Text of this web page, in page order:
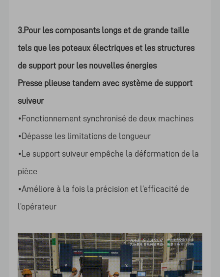
3.Pour les composants longs et de grande taille
tels que les poteaux électriques et les structures
de support pour les nouvelles énergies
Presse plieuse tandem avec système de support
suiveur
•Fonctionnement synchronisé de deux machines
•Dépasse les limitations de longueur
•Le support suiveur empêche la déformation de la
pièce
•Améliore à la fois la précision et l’efficacité de
l’opérateur